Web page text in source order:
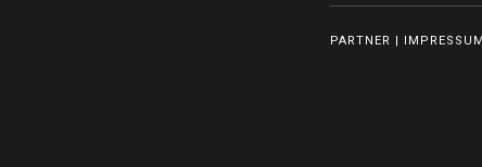
PARTNER | IMPRESSUM